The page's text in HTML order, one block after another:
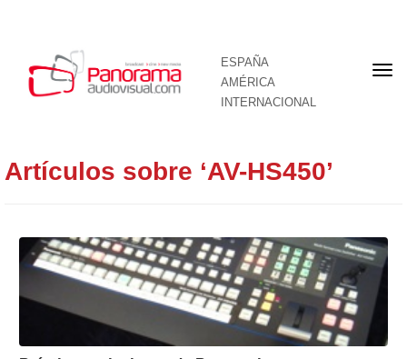
ESPAÑA
AMÉRICA
INTERNACIONAL
Artículos sobre ‘AV-HS450’